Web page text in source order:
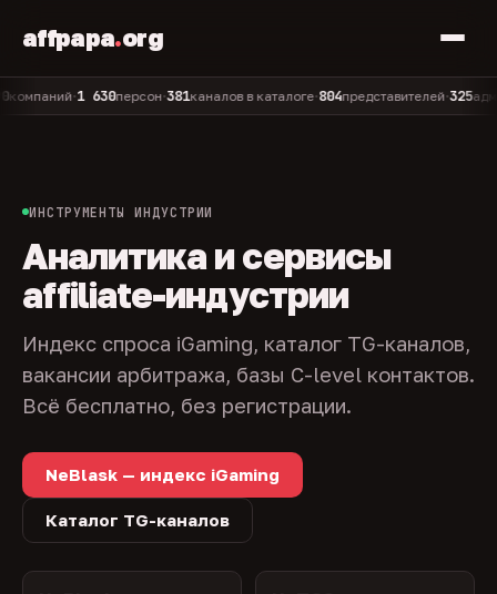
affpapa.org
•1 630персон•381каналов в каталоге•804представителей•325админов
ИНСТРУМЕНТЫ ИНДУСТРИИ
Аналитика и сервисы
affiliate-индустрии
Индекс спроса iGaming, каталог TG-каналов,
вакансии арбитража, базы C-level контактов.
Всё бесплатно, без регистрации.
NeBlask — индекс iGaming
Каталог TG-каналов